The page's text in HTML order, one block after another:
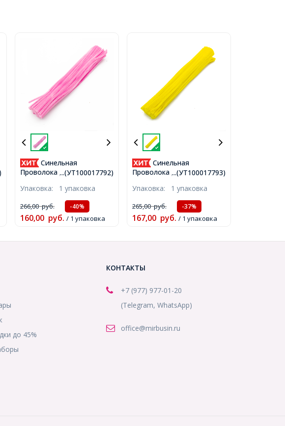
...(УТ100017792)
Синельная
Проволока для Рукоделия
Розовая, 300х5мм, 100шт/
упак, (УТ100017792)
Упаковка: 1 упаковка
266,00руб. -40%
160,00 руб. / 1 упаковка
...(УТ100017793)
Синельная
Проволока для Рукоделия
300х5мм, 100шт/упак,
(УТ100017793)
Упаковка: 1 упаковка
265,00руб. -37%
167,00 руб. / 1 упаковка
до 45%
КОНТАКТЫ
+7 (977) 977-01-20
(Telegram, WhatsApp)
office@mirbusin.ru